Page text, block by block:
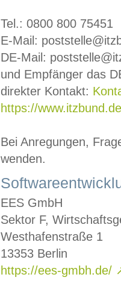
Tel.: 0800 800 75451
E-Mail:
DE-Mail:
und Empfänger das
direkter Kontakt:
https://
Bei Anregungen,
wenden.
EES GmbH
Sektor F,
Westhafenstraße 1
13353 Berlin
https://ees-gmbh.de/